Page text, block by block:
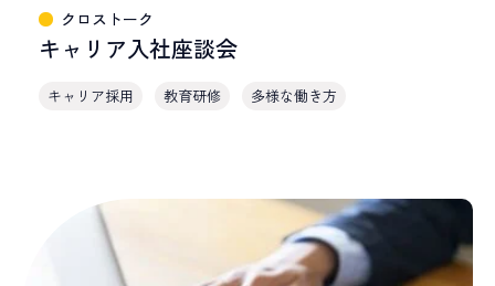
クロストーク
キャリア入社座談会
キャリア採用 教育研修 多様な働き方